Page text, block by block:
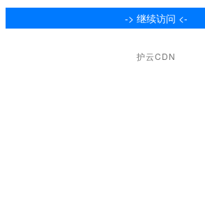
护云CDN